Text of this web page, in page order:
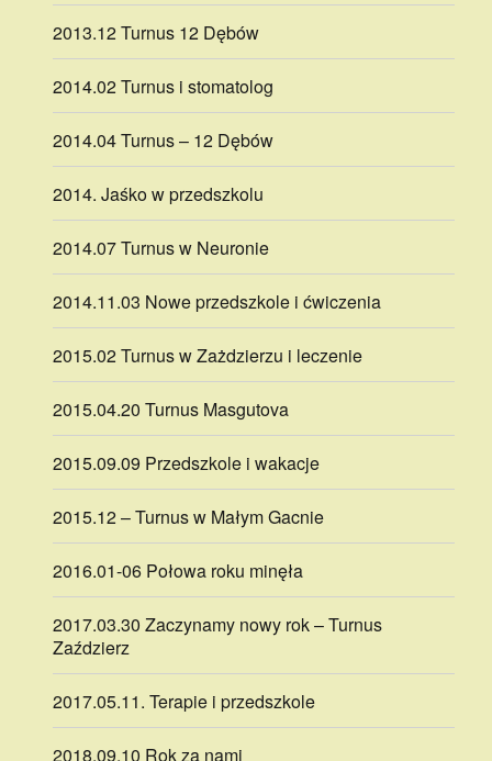
2013.12 Turnus 12 Dębów
2014.02 Turnus i stomatolog
2014.04 Turnus – 12 Dębów
2014. Jaśko w przedszkolu
2014.07 Turnus w Neuronie
2014.11.03 Nowe przedszkole i ćwiczenia
2015.02 Turnus w Zażdzierzu i leczenie
2015.04.20 Turnus Masgutova
2015.09.09 Przedszkole i wakacje
2015.12 – Turnus w Małym Gacnie
2016.01-06 Połowa roku minęła
2017.03.30 Zaczynamy nowy rok – Turnus
Zaździerz
2017.05.11. Terapie i przedszkole
2018.09.10 Rok za nami